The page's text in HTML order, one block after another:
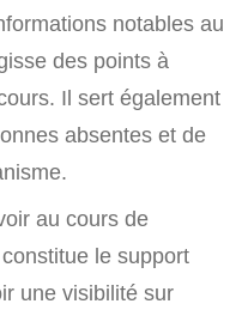
notables au
des points à
Il sert également
absentes et de
au cours de
le support
une visibilité sur